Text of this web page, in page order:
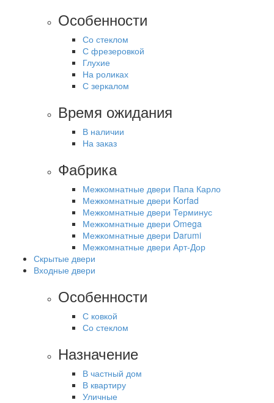
Особенности
Со стеклом
С фрезеровкой
Глухие
На роликах
С зеркалом
Время ожидания
В наличии
На заказ
Фабрика
Межкомнатные двери Папа Карло
Межкомнатные двери Korfad
Межкомнатные двери Терминус
Межкомнатные двери Omega
Межкомнатные двери Darumi
Межкомнатные двери Арт-Дор
Скрытые двери
Входные двери
Особенности
С ковкой
Со стеклом
Назначение
В частный дом
В квартиру
Уличные